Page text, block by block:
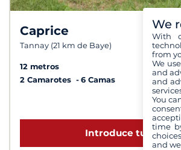
Caprice
Tannay (21 km de Baye)
12 metros
2 Camarotes
6 Camas
Introduce tus
We
With
from
We
and
and
You
time
and